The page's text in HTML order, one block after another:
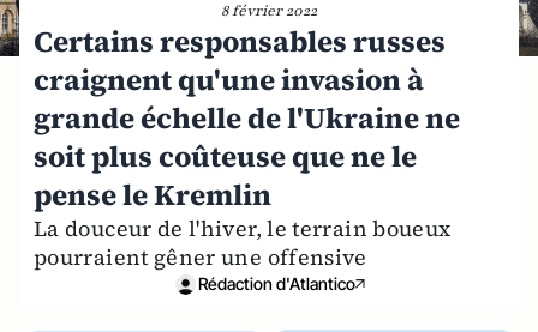
8 février 2022
Certains responsables russes
craignent qu'une invasion à
grande échelle de l'Ukraine ne
soit plus coûteuse que ne le
pense le Kremlin
La douceur de l'hiver, le terrain boueux
pourraient gêner une offensive
Rédaction d'Atlantico